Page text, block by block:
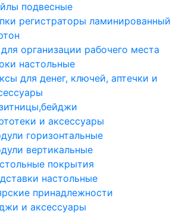
подвесные
регистраторы ламинированный
организации рабочего места
настольные
для денег, ключей, аптечки и
и аксессуары
горизонтальные
вертикальные
покрытия
настольные
принадлежности
и аксессуары